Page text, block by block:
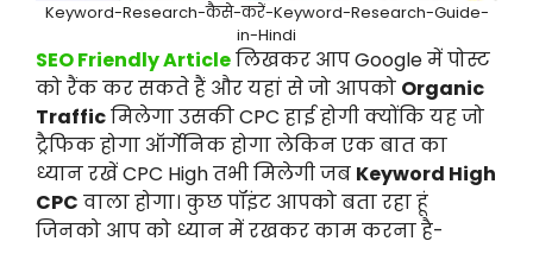
Keyword-Research-कैसे-करें-Keyword-Research-Guide-
in-Hindi
SEO Friendly Articleलिखकर आप Google में पोस्ट
को रैंक कर सकते हैं और यहां से जो आपको Organic
Trafficमिलेगा उसकी CPC हाई होगी क्योंकि यह जो
ट्रैफिक होगा ऑर्गेनिक होगा लेकिन एक बात का
ध्यान रखें CPC High तभी मिलेगी जब Keyword High
CPC वाला होगा। कुछ पॉइंट आपको बता रहा हूं
जिनको आप को ध्यान में रखकर काम करना है-